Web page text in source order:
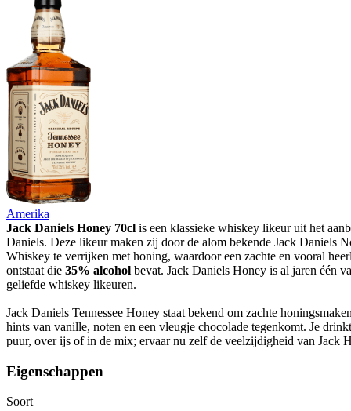
Amerika
Jack Daniels Honey 70cl is een klassieke whiskey likeur uit het
Daniels. Deze likeur maken zij door de alom bekende Jack Daniels
Whiskey te verrijken met honing, waardoor een zachte en vooral
ontstaat die 35% alcohol bevat. Jack Daniels Honey is al jaren één
geliefde whiskey likeuren.
Jack Daniels Tennessee Honey staat bekend om zachte
hints van vanille, noten en een vleugje chocolade tegenkomt. Je
puur, over ijs of in de mix; ervaar nu zelf de veelzijdigheid van Jack
Eigenschappen
Soort